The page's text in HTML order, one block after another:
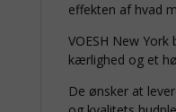
effekten af hvad
VOESH New
kærlighed og et
De ønsker at